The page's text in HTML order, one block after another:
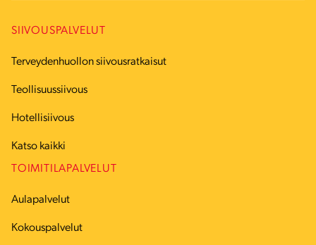
SIIVOUSPALVELUT
Terveydenhuollon siivousratkaisut
Teollisuussiivous
Hotellisiivous
Katso kaikki
TOIMITILAPALVELUT
Aulapalvelut
Kokouspalvelut